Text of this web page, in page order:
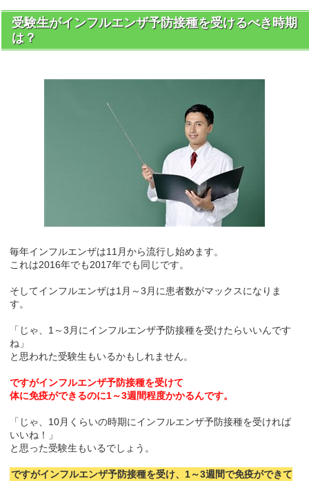
受験生がインフルエンザ予防接種を受けるべき時期
は？
毎年インフルエンザは11月から流行し始めます。
これは2016年でも2017年でも同じです。
そしてインフルエンザは1月～3月に患者数がマックスになりま
す。
「じゃ、1～3月にインフルエンザ予防接種を受けたらいいんです
ね」
と思われた受験生もいるかもしれません。
ですがインフルエンザ予防接種を受けて
体に免疫ができるのに1～3週間程度かかるんです。
「じゃ、10月くらいの時期にインフルエンザ予防接種を受ければ
いいね！」
と思った受験生もいるでしょう。
ですがインフルエンザ予防接種を受け、1～3週間で免疫ができて